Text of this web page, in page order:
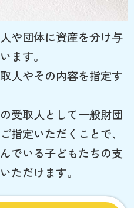
や団体に資産を分け与
ます。
人やその内容を指定す
受取人として一般財団
指定いただくことで、
でいる子どもたちの支
ただけます。